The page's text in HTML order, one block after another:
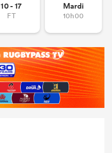
10 - 17
FT
Mardi
10h00